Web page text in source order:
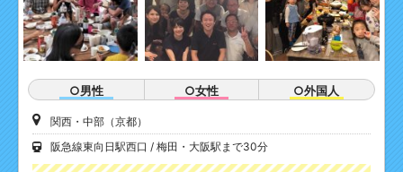
○男性 ○女性 ○外国人
関西・中部（京都）
阪急線東向日駅西口
梅田・大阪駅まで30分